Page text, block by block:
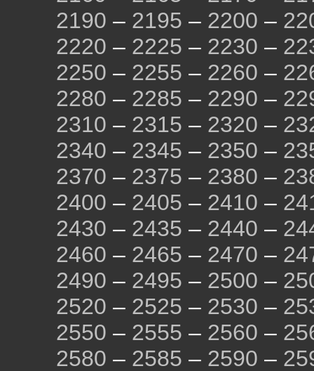
2190 – 2195 – 2200 –
2220 – 2225 – 2230 –
2250 – 2255 – 2260 –
2280 – 2285 – 2290 –
2310 – 2315 – 2320 –
2340 – 2345 – 2350 –
2370 – 2375 – 2380 –
2400 – 2405 – 2410 –
2430 – 2435 – 2440 –
2460 – 2465 – 2470 –
2490 – 2495 – 2500 –
2520 – 2525 – 2530 –
2550 – 2555 – 2560 –
2580 – 2585 – 2590 –